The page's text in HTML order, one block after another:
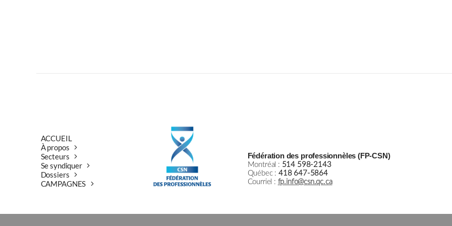
ACCUEIL
À propos
Secteurs
Se syndiquer
Dossiers
CAMPAGNES
Fédération des professionnèles (FP-CSN)
Montréal : 514 598-2143
Québec : 418 647-5864
Courriel : fp.info@csn.qc.ca